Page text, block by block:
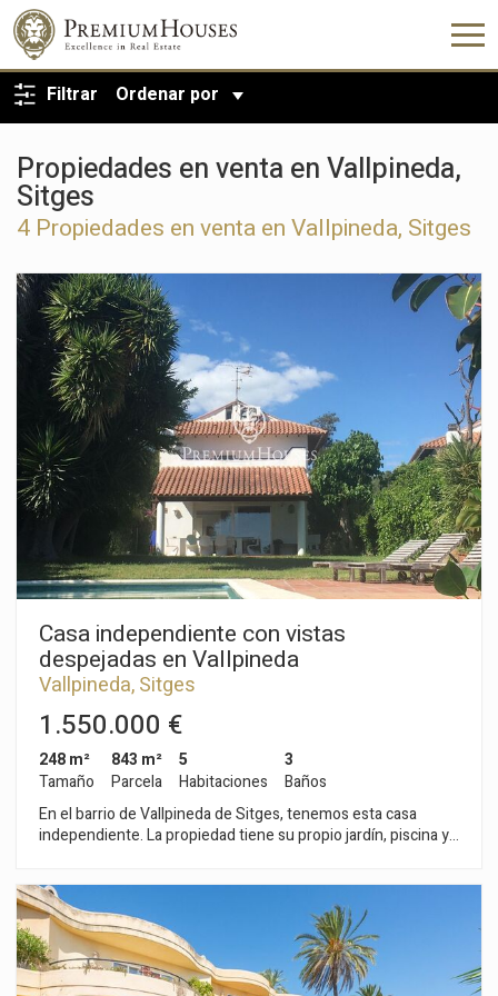
Filtrar Ordenar por
Propiedades en venta en Vallpineda,
Sitges
4 Propiedades en venta en Vallpineda, Sitges
VOLVER A LA BÚSQUEDA
Casa independiente con vistas
despejadas en Vallpineda
Vallpineda, Sitges
1.550.000 €
248 m²
Tamaño
843 m²
Parcela
5
Habitaciones
3
Baños
En el barrio de Vallpineda de Sitges, tenemos esta casa
independiente. La propiedad tiene su propio jardín, piscina y
despejadas. La propiedad se divide en tres plantas. En la
planta baja, tenemos la zona de día compuesta por un amplio
y luminoso salón-comedor con acceso al jardín y a su piscina.
Seguidamente, hay una cocina independiente, una habitación
simple y un baño. En la primera planta tenemos la zona de